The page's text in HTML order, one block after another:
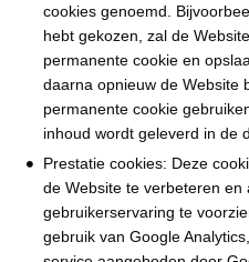
cookies genoemd.
hebt gekozen, zal de
permanente cookie en
daarna opnieuw de Website
permanente cookie
inhoud wordt geleverd in de
Prestatie cookies: Deze
de Website te verbeteren en
gebruikerservaring te
gebruik van Google